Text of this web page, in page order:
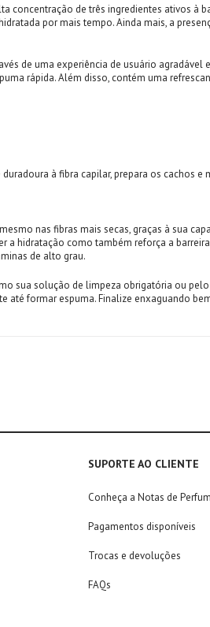
concentração de três ingredientes ativos à
por mais tempo. Ainda mais, a
de uma experiência de usuário agradável
rápida. Além disso, contém uma
à fibra capilar, prepara os cachos
nas fibras mais secas, graças à sua
a hidratação como também reforça a
de alto grau.
sua solução de limpeza obrigatória ou
até formar espuma. Finalize enxaguando
SUPORTE AO CLIENTE
Conheça a Notas de
Pagamentos disponíveis
Trocas e devoluções
FAQs